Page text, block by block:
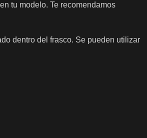
tu modelo. Te recomendamos
dentro del frasco. Se pueden utilizar